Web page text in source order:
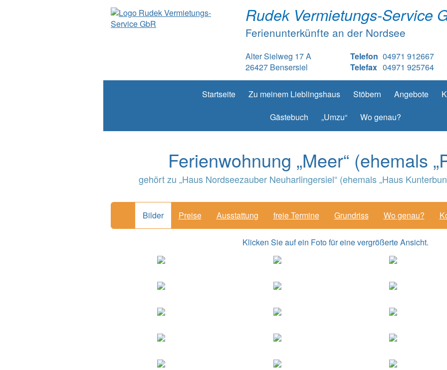
Rudek Vermietungs-Service
Ferienunterkünfte an der Nordsee
Alter Sielweg 17 A
26427 Bensersiel
Telefon 04971 912667
Telefax 04971 925764
Startseite Zu meinem Lieblingshaus Stöbern Angebote
Gästebuch
„Umzu“ Wo genau?
Ferienwohnung „Meer“ (ehemals
gehört zu „Haus Nordseezauber Neuharlingersiel“ (ehemals „Haus
Bilder Preise Ausstattung freie Termine Grundriss Wo genau?
Klicken Sie auf ein Foto für eine vergrößerte Ansicht.